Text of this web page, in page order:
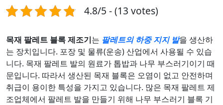
4.8/5 - (13 votes)
목재 팔레트 블록 제조기는 팔레트의 하중 지지 발을 생산하
는 장치입니다. 포장 및 물류(운송) 산업에서 사용될 수 있습
니다. 목재 팔레트 발의 원료가 톱밥과 나무 부스러기이기 때
문입니다. 따라서 생산된 목재 블록은 오염이 없고 안전하며
취급이 용이한 특성을 가지고 있습니다. 많은 목재 팔레트 제
조업체에서 팔레트 발을 만들기 위해 나무 부스러기 블록 기